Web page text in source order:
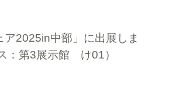
ア2025in中部」に出展しま
：第3展示館 け01）